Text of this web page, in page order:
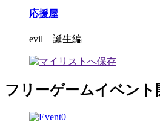
応援屋
evil 誕生編
フリーゲームイベント